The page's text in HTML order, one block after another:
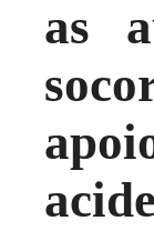
as